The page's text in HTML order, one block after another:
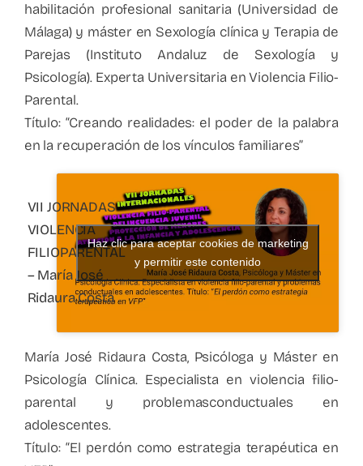
habilitación profesional sanitaria (Universidad de
Málaga) y máster en Sexología clínica y Terapia de
Parejas (Instituto Andaluz de Sexología y
Psicología). Experta Universitaria en Violencia Filio-
Parental.
Título: “Creando realidades: el poder de la palabra
en la recuperación de los vínculos familiares”
VII JORNADAS
VIOLENCIA
FILIOPARENTAL
– María José
Ridaura Costa
Haz clic para aceptar cookies de marketing
y permitir este contenido
María José Ridaura Costa, Psicóloga y Máster en
Psicología Clínica. Especialista en violencia filio-
parental y problemasconductuales en
adolescentes.
Título: “El perdón como estrategia terapéutica en